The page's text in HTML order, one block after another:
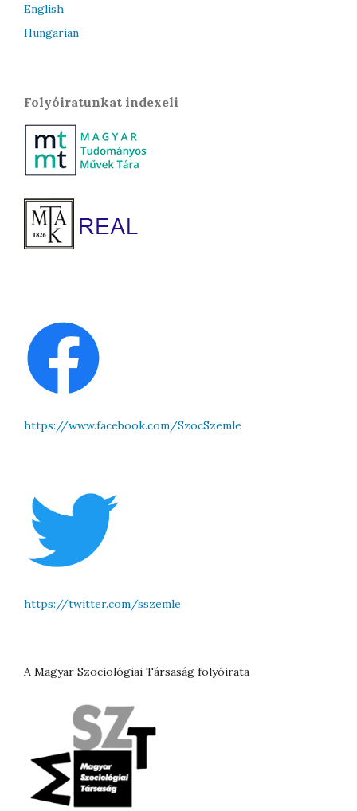
English
Hungarian
Folyóiratunkat indexeli
https://www.facebook.com/SzocSzemle
https://twitter.com/sszemle
A Magyar Szociológiai Társaság folyóirata